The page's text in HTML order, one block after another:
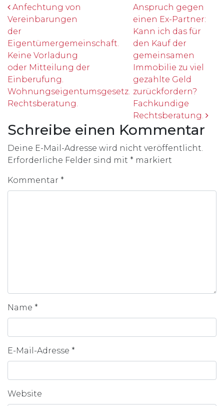
Beitrags-Navigation
Anfechtung von
Vereinbarungen
der
Eigentümergemeinschaft.
Keine Vorladung
oder Mitteilung der
Einberufung.
Wohnungseigentumsgesetz.
Rechtsberatung.
Anspruch gegen
einen Ex-Partner:
Kann ich das für
den Kauf der
gemeinsamen
Immobilie zu viel
gezahlte Geld
zurückfordern?
Fachkundige
Rechtsberatung.
Schreibe einen Kommentar
Deine E-Mail-Adresse wird nicht veröffentlicht.
Erforderliche Felder sind mit * markiert
Kommentar *
Name *
E-Mail-Adresse *
Website